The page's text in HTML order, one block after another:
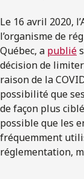
Le 16 avril 2020,
l’organisme de
Québec, a publié
décision de limiter
raison de la
possibilité que
de façon plus
possible que les
fréquemment
réglementation,